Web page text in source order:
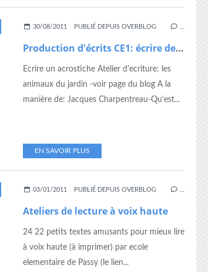
EXPRESSION ECRITE,POÉSIE,PRODUCTION
30/08/2011 PUBLIÉ DEPUIS OVERBLOG
Production d'écrits CE1: écrire des poésies
Ecrire un acrostiche Atelier d'ecriture: les
animaux du jardin -voir page du blog A la
manière de: Jacques Charpentreau-Qu'est...
EN SAVOIR PLUS
IMPRIMER, LECTURE,LIRE,VOIX
03/01/2011 PUBLIÉ DEPUIS OVERBLOG
Ateliers de lecture à voix haute
24 22 petits textes amusants pour mieux lire
à voix haute (à imprimer) par ecole
elementaire de Passy (le lien...